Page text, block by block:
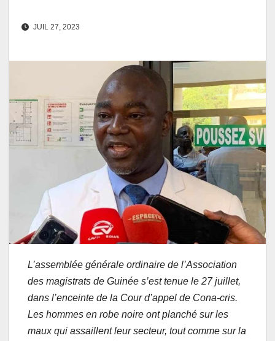
JUIL 27, 2023
L’assemblée générale ordinaire de l’Association
des magistrats de Guinée s’est tenue le 27 juillet,
dans l’enceinte de la Cour d’appel de Cona-cris.
Les hommes en robe noire ont planché sur les
maux qui assaillent leur secteur, tout comme sur la